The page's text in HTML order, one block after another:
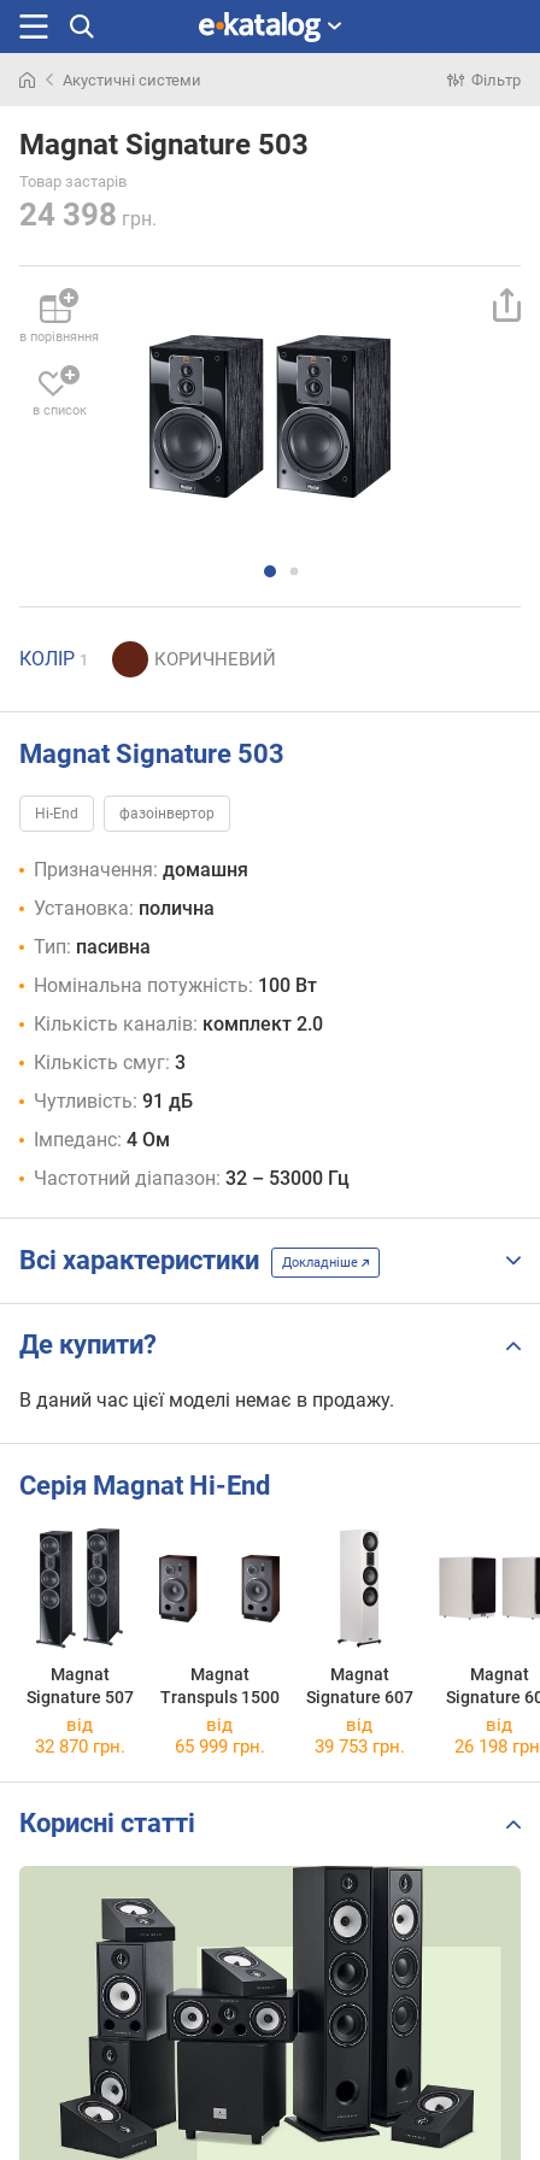
раніше
Акустичні системи Фільтр
Magnat Signature 503
Товар застарів
24 398 грн.
в порівняння
в список
КОЛІР 1
Magnat Signature 503
Hi-End фазоінвертор
Призначення: домашня
Установка: полична
Тип: пасивна
Номінальна потужність: 100 Вт
Кількість каналів: комплект 2.0
Кількість смуг: 3
Чутливість: 91 дБ
Імпеданс: 4 Ом
Частотний діапазон: 32 – 53000 Гц
Всі характеристики Докладніше
Де купити?
В даний час цієї моделі немає в продажу.
Серія Magnat Hi-End
Magnat
Signature 507
Magnat
Transpuls 1500
Magnat
Signature 607
Magnat
Signature
від
32 870 грн.
від
65 999 грн.
від
39 753 грн.
від
26 198
Корисні статті